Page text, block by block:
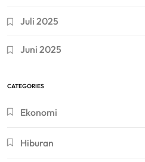
Juli 2025
Juni 2025
CATEGORIES
Ekonomi
Hiburan